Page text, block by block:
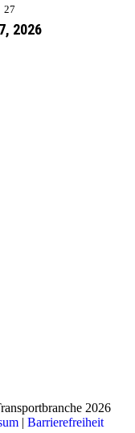
27
2026
2026
| Barrierefreiheit